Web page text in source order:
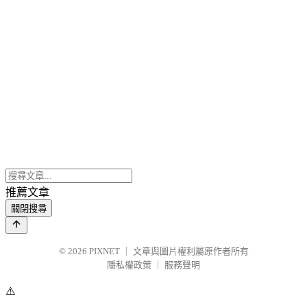
推薦文章
關閉搜尋
© 2026 PIXNET
文章與圖片權利屬原作者所有
隱私權政策
服務聲明
⚠️